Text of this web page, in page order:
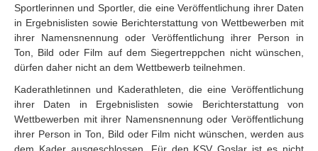
Sportlerinnen und Sportler, die eine Veröffentlichung ihrer Daten
in Ergebnislisten sowie Berichterstattung von Wettbewerben mit
ihrer Namensnennung oder Veröffentlichung ihrer Person in
Ton, Bild oder Film auf dem Siegertreppchen nicht wünschen,
dürfen daher nicht an dem Wettbewerb teilnehmen.
Kaderathletinnen und Kaderathleten, die eine Veröffentlichung
ihrer Daten in Ergebnislisten sowie Berichterstattung von
Wettbewerben mit ihrer Namensnennung oder Veröffentlichung
ihrer Person in Ton, Bild oder Film nicht wünschen, werden aus